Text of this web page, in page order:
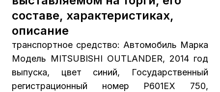
составе, характеристиках,
описание
транспортное средство: Автомобиль Марка
Модель MITSUBISHI OUTLANDER, 2014 год
выпуска, цвет синий, Государственный
регистрационный номер Р601ЕХ 750,